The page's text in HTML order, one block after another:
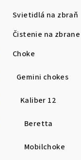
Svietidlá na zbraň
Čistenie na zbrane
Choke
Gemini chokes
Kaliber 12
Beretta
Mobilchoke